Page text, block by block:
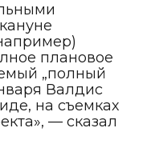
плановое
„полный
Валдис
на съемках
— сказал